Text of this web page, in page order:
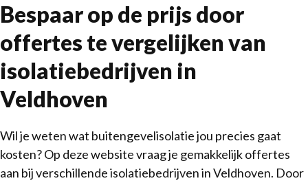
Bespaar op de prijs door
offertes te vergelijken van
isolatiebedrijven in
Veldhoven
Wil je weten wat buitengevelisolatie jou precies gaat
kosten? Op deze website vraag je gemakkelijk offertes
aan bij verschillende isolatiebedrijven in Veldhoven. Door